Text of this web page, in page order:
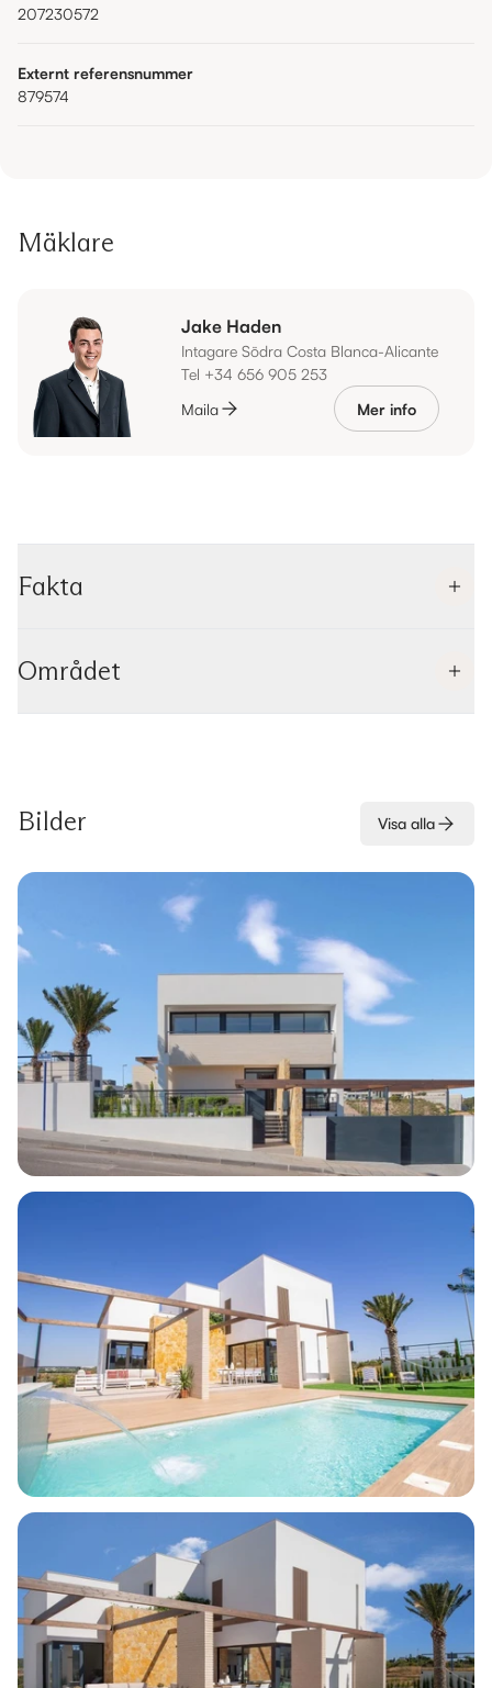
207230572
Externt referensnummer
879574
Mäklare
Jake Haden
Intagare Södra Costa Blanca-Alicante
Tel +34 656 905 253
Maila
Mer info
Fakta
Området
Bilder Visa alla